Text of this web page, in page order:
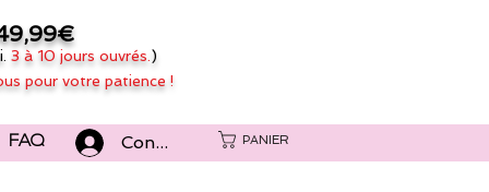
3 à 10 jours ouvrés. )
pour votre patience !
FAQ Connexion PANIER